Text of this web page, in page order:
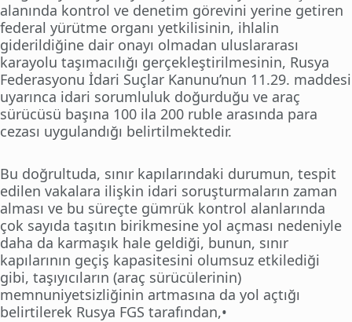
alanında kontrol ve denetim görevini yerine getiren
federal yürütme organı yetkilisinin, ihlalin
giderildiğine dair onayı olmadan uluslararası
karayolu taşımacılığı gerçekleştirilmesinin, Rusya
Federasyonu İdari Suçlar Kanunu’nun 11.29. maddesi
uyarınca idari sorumluluk doğurduğu ve araç
sürücüsü başına 100 ila 200 ruble arasında para
cezası uygulandığı belirtilmektedir.
Bu doğrultuda, sınır kapılarındaki durumun, tespit
edilen vakalara ilişkin idari soruşturmaların zaman
alması ve bu süreçte gümrük kontrol alanlarında
çok sayıda taşıtın birikmesine yol açması nedeniyle
daha da karmaşık hale geldiği, bunun, sınır
kapılarının geçiş kapasitesini olumsuz etkilediği
gibi, taşıyıcıların (araç sürücülerinin)
memnuniyetsizliğinin artmasına da yol açtığı
belirtilerek Rusya FGS tarafından,•